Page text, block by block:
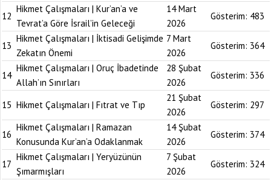
12
Hikmet Çalışmaları | Kur’an’a ve
Tevrat’a Göre İsrail’in Geleceği
14 Mart
2026
Gösterim: 483
13
Hikmet Çalışmaları | İktisadi Gelişimde
Zekatın Önemi
7 Mart
2026
Gösterim: 364
14
Hikmet Çalışmaları | Oruç İbadetinde
Allah’ın Sınırları
28 Şubat
2026
Gösterim: 336
15 Hikmet Çalışmaları | Fıtrat ve Tıp
21 Şubat
2026
Gösterim: 297
16
Hikmet Çalışmaları | Ramazan
Konusunda Kur’an’a Odaklanmak
14 Şubat
2026
Gösterim: 374
17
Hikmet Çalışmaları | Yeryüzünün
Şımarmışları
7 Şubat
2026
Gösterim: 324